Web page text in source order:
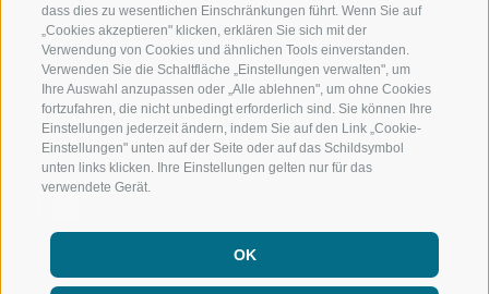
dass dies zu wesentlichen Einschränkungen führt. Wenn Sie auf
„Cookies akzeptieren" klicken, erklären Sie sich mit der
Verwendung von Cookies und ähnlichen Tools einverstanden.
Verwenden Sie die Schaltfläche „Einstellungen verwalten", um
Ihre Auswahl anzupassen oder „Alle ablehnen", um ohne Cookies
fortzufahren, die nicht unbedingt erforderlich sind. Sie können Ihre
Einstellungen jederzeit ändern, indem Sie auf den Link „Cookie-
Einstellungen" unten auf der Seite oder auf das Schildsymbol
unten links klicken. Ihre Einstellungen gelten nur für das
verwendete Gerät.
OK
LUISL'S SKISCHULE IN RATSCHINGS
FOLGE UNS AUF SOCIAL MEDIA